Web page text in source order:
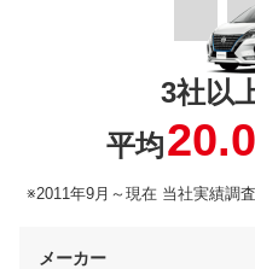
3社以
平均20.0
※2011年9月～現在 当社実績調
メーカー